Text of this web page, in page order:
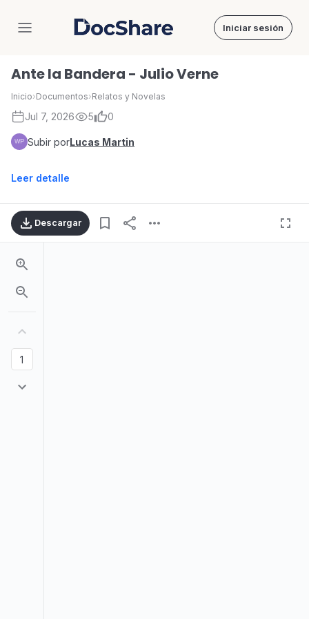
DocShare Iniciar sesión
Ante la Bandera - Julio Verne
Inicio›Documentos›Relatos y Novelas
Jul 7, 2026 5 0
Subir porLucas Martin
Leer detalle
Descargar